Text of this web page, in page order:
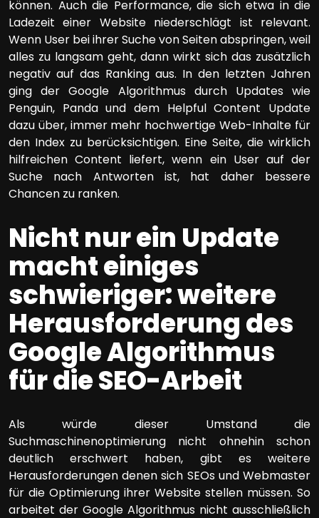
können. Auch die Performance, die sich etwa in die
Ladezeit einer Website niederschlägt ist relevant.
Wenn User bei ihrer Suche von Seiten abspringen, weil
alles zu langsam geht, dann wirkt sich das zusätzlich
negativ auf das Ranking aus. In den letzten Jahren
ging der Google Algorithmus durch Updates wie
Penguin, Panda und dem Helpful Content Update
dazu über, immer mehr hochwertige Web-Inhalte für
den Index zu berücksichtigen. Eine Seite, die wirklich
hilfreichen Content liefert, wenn ein User auf der
Suche nach Antworten ist, hat daher bessere
Chancen zu ranken.
Nicht nur ein Update
macht einiges
schwieriger: weitere
Herausforderung des
Google Algorithmus
für die SEO-Arbeit
Als würde dieser Umstand die
Suchmaschinenoptimierung nicht ohnehin schon
deutlich erschwert haben, gibt es weitere
Herausforderungen denen sich SEOs und Webmaster
für die Optimierung ihrer Website stellen müssen. So
arbeitet der Google Algorithmus nicht ausschließlich